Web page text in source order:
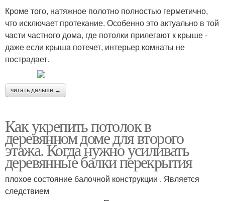
Кроме того, натяжное полотно полностью герметично,
что исключает протекание. Особенно это актуально в той
части частного дома, где потолки прилегают к крыше -
даже если крыша потечет, интерьер комнаты не
пострадает.
читать дальше →
Как укрепить потолок в
деревянном доме для второго
этажа. Когда нужно усиливать
деревянные балки перекрытия
плохое состояние балочной конструкции . Является
следствием